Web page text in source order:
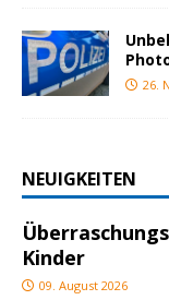
26.
NEUIGKEITEN
Kinder
09. August 2026